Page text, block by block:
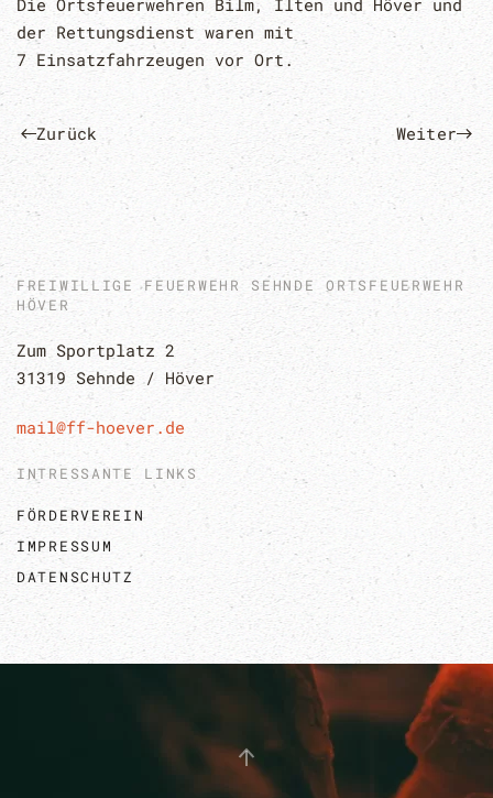
der Rettungsdienst waren mit
7 Einsatzfahrzeugen vor Ort.
Zurück Weiter
FREIWILLIGE FEUERWEHR SEHNDE ORTSFEUERWEHR
HÖVER
Zum Sportplatz 2
31319 Sehnde / Höver
mail@ff-hoever.de
INTRESSANTE LINKS
FÖRDERVEREIN
IMPRESSUM
DATENSCHUTZ